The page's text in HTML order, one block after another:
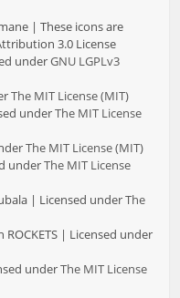
| These icons are
3.0 License
underGNU LGPLv3
The MIT License (MIT)
underThe MIT License
The MIT License (MIT)
underThe MIT License
| Licensed underThe
| Licensed under
underThe MIT License